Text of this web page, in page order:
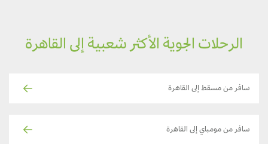
الرحلات الجوية الأكثر شعبية إلى القاهرة
سافر من مسقط إلى القاهرة
سافر من مومباي إلى القاهرة